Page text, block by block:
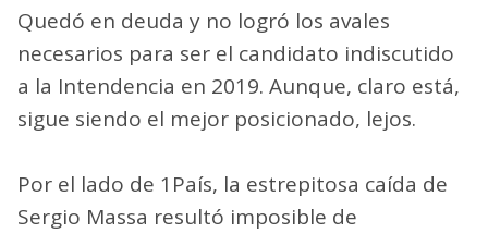
Quedó en deuda y no logró los avales
necesarios para ser el candidato indiscutido
a la Intendencia en 2019. Aunque, claro está,
sigue siendo el mejor posicionado, lejos.
Por el lado de 1País, la estrepitosa caída de
Sergio Massa resultó imposible de